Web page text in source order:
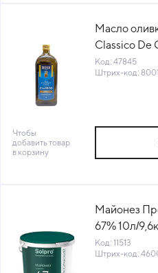
Масло
Classico De
(КОД 47845)
Код: 47845
Штрих-код:
Чтобы
добавить товар
в корзину
Майонез
67% 10л/
Россия
Код: 11513
Штрих-код: